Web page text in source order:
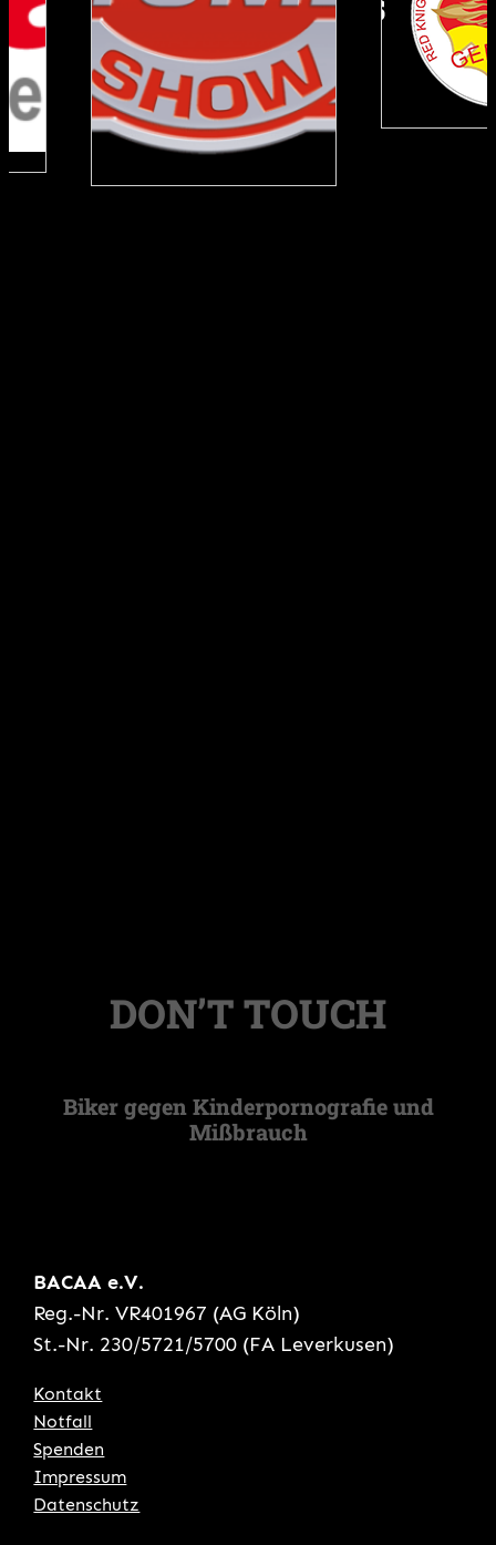
DON’T TOUCH
Biker gegen Kinderpornografie und
Mißbrauch
BACAA e.V.
Reg.-Nr. VR401967 (AG Köln)
St.-Nr. 230/5721/5700 (FA Leverkusen)
Kontakt
Notfall
Spenden
Impressum
Datenschutz